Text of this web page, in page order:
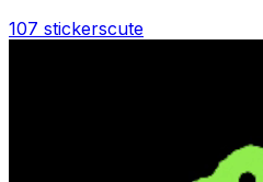
107 stickerscute